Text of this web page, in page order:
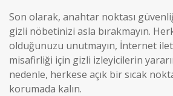
Son olarak, anahtar noktası
gizli nöbetinizi asla bırakmayın.
olduğunuzu unutmayın, İnternet
misafirliği için gizli izleyicilerin
nedenle, herkese açık bir sıcak
korumada kalın.